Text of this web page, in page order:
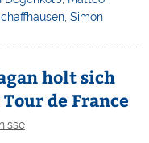
,Simon
holt sich
de France